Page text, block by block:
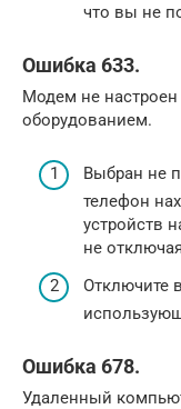
что вы не
Ошибка 633.
Модем не настроен
оборудованием.
Выбран не
телефон
устройств
не
Отключите
Ошибка 678.
Удаленный